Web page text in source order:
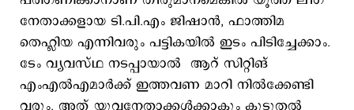
നേതാക്കളായ ടി.പി.എം ജിഷാന്‍, ഫാത്തിമ
തെഹ്ലിയ എന്നിവരും പട്ടികയില്‍ ഇടം പിടിച്ചേക്കാം.
ടേം വ്യവസ്ഥ നടപ്പായാല്‍ ആറ് സിറ്റിങ്
എംഎല്‍എമാര്‍ക്ക് ഇത്തവണ മാറി നില്‍ക്കേണ്ടി
വരും. അത് യുവനേതാക്കള്‍ക്കാകും കൂടുതല്‍